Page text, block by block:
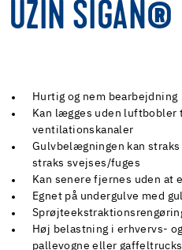
UZIN SIGAN®
Hurtig og nem bearbejdning
Kan lægges uden luftbobler
ventilationskanaler
Gulvbelægningen kan
straks svejses/fuges
Kan senere fjernes uden at
Egnet på undergulve med
Høj belastning i erhvervs-
pallevogne eller